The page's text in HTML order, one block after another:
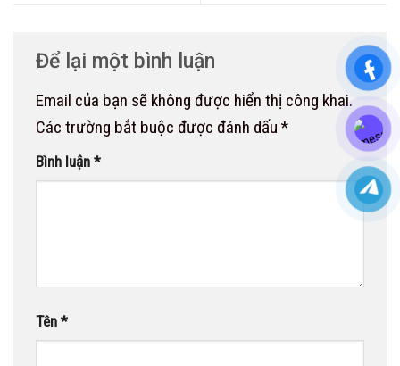
Để lại một bình luận
Email của bạn sẽ không được hiển thị công khai.
Các trường bắt buộc được đánh dấu *
Bình luận *
Tên *